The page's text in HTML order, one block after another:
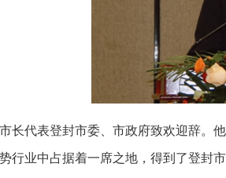
长代表登封市委、市政府致欢迎辞。
行业中占据着一席之地，得到了登封